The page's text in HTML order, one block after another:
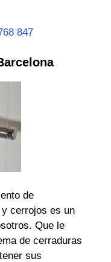
847
de
cerrojos es un
Que le
de cerraduras
sus